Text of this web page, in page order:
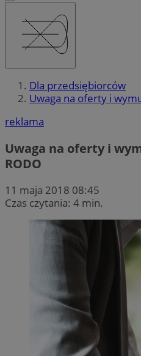
Dla przedsiębiorców
Uwaga na oferty i
reklama
Uwaga na oferty i
RODO
11 maja 2018 08:45
Czas czytania: 4 min.